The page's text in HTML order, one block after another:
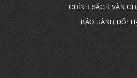
CHÍNH SÁCH VẬN
BẢO HÀNH ĐỔI